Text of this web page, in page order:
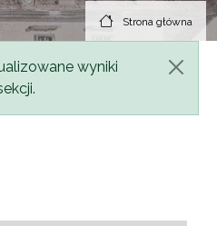
Strona główna
wyniki